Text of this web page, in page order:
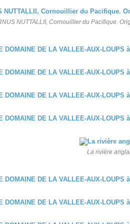
NUTTALLII, Cornouillier du Pacifique.
La rivière